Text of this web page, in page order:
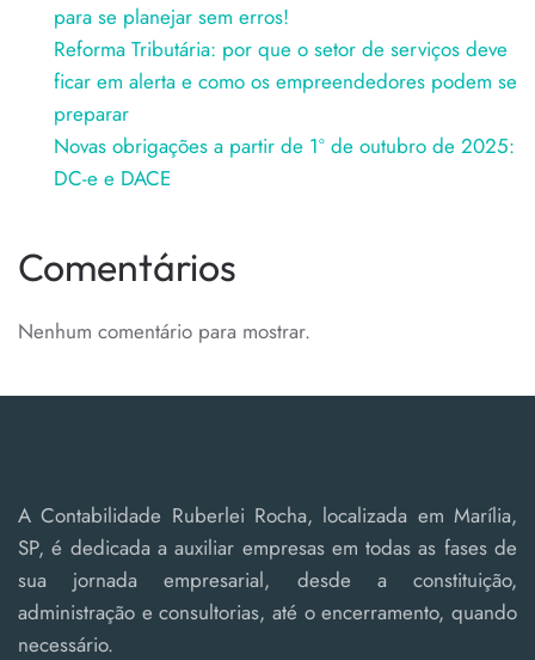
para se planejar sem erros!
Reforma Tributária: por que o setor de serviços deve
ficar em alerta e como os empreendedores podem se
preparar
Novas obrigações a partir de 1º de outubro de 2025:
DC-e e DACE
Comentários
Nenhum comentário para mostrar.
A Contabilidade Ruberlei Rocha, localizada em Marília,
SP, é dedicada a auxiliar empresas em todas as fases de
sua jornada empresarial, desde a constituição,
administração e consultorias, até o encerramento, quando
necessário.